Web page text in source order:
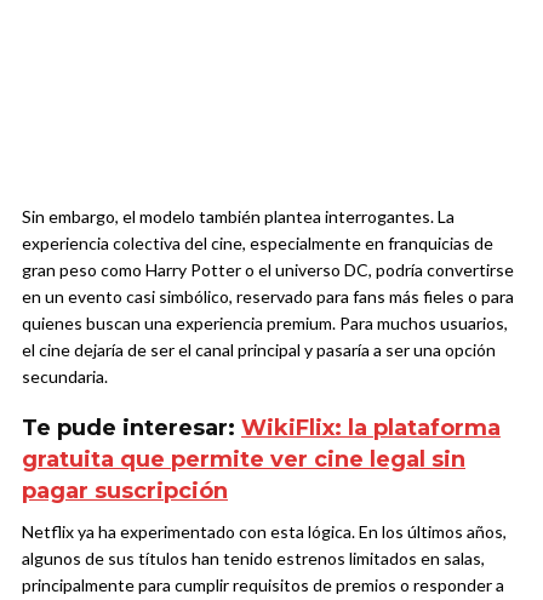
Sin embargo, el modelo también plantea interrogantes. La
experiencia colectiva del cine, especialmente en franquicias de
gran peso como Harry Potter o el universo DC, podría convertirse
en un evento casi simbólico, reservado para fans más fieles o para
quienes buscan una experiencia premium. Para muchos usuarios,
el cine dejaría de ser el canal principal y pasaría a ser una opción
secundaria.
Te pude interesar: WikiFlix: la plataforma
gratuita que permite ver cine legal sin
pagar suscripción
Netflix ya ha experimentado con esta lógica. En los últimos años,
algunos de sus títulos han tenido estrenos limitados en salas,
principalmente para cumplir requisitos de premios o responder a